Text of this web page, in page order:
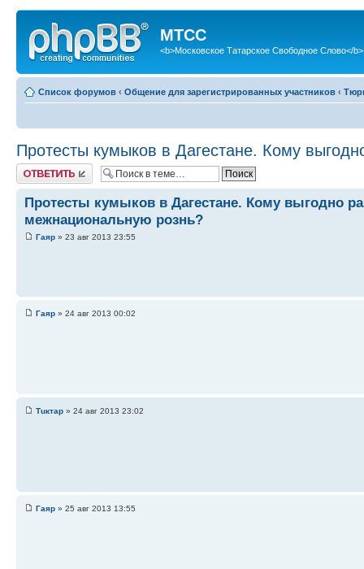
МТСС
<b>Московское Татарское Свободное Слово</b>
Список форумов ‹ Общение для зарегистрированных участников ‹
Протесты кумыков в Дагестане. Кому
Ответить
Протесты кумыков в Дагестане. Кому выгодно
межнациональную рознь?
Гаяр » 23 авг 2013 23:55
Гаяр » 24 авг 2013 00:02
Тuктар » 24 авг 2013 23:02
Гаяр » 25 авг 2013 13:55